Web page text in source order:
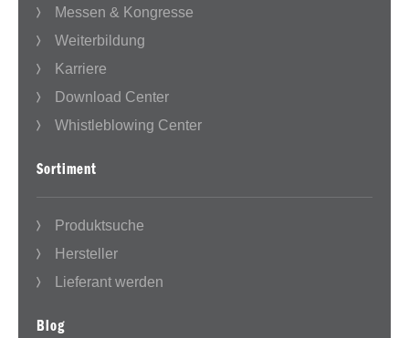
Messen & Kongresse
Weiterbildung
Karriere
Download Center
Whistleblowing Center
Sortiment
Produktsuche
Hersteller
Lieferant werden
Blog